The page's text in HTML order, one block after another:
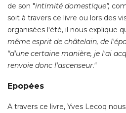
"d'une certaine manière, je l'ai
renvoie donc l'ascenseur."
Epopées
A travers ce livre, Yves Lecoq
différentes épopées : le château
celui de " Suzanne
une forteresse quasi en ruines